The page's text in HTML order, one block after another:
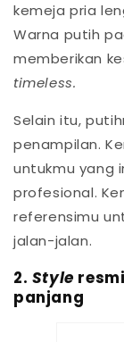
kemeja pria
Warna putih
memberikan
timeless.
Selain itu,
penampilan.
untukmu yang
profesional.
referensimu
jalan-jalan.
2. Style
panjang